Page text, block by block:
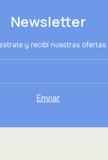
Newsletter
y recibí nuestras ofertas.